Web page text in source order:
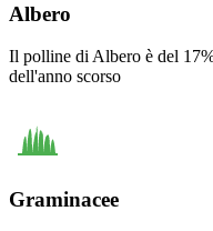
Albero
Il polline di Albero è del
dell'anno scorso
Graminacee